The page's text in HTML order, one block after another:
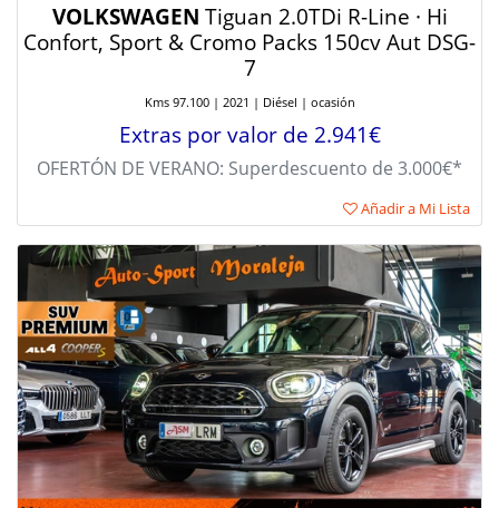
VOLKSWAGEN Tiguan 2.0TDi R-Line · Hi
Confort, Sport & Cromo Packs 150cv Aut DSG-
7
Kms 97.100 | 2021 | Diésel | ocasión
Extras por valor de 2.941€
OFERTÓN DE VERANO: Superdescuento de 3.000€*
Añadir a Mi Lista